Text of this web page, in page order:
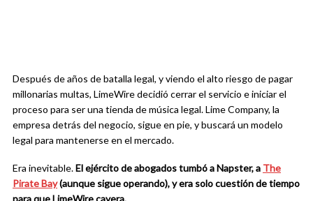
Después de años de batalla legal, y viendo el alto riesgo de pagar
millonarias multas, LimeWire decidió cerrar el servicio e iniciar el
proceso para ser una tienda de música legal. Lime Company, la
empresa detrás del negocio, sigue en pie, y buscará un modelo
legal para mantenerse en el mercado.
Era inevitable.El ejército de abogados tumbó a Napster, a The
Pirate Bay(aunque sigue operando), y era solo cuestión de tiempo
para que LimeWire cayera.